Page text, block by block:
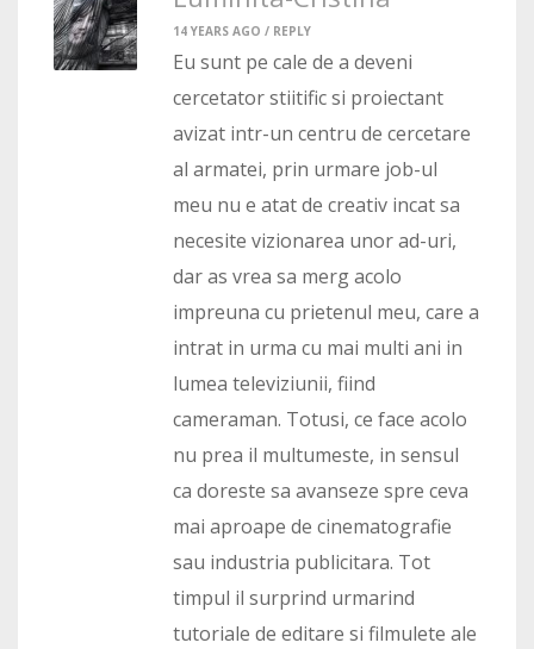
14 YEARS AGO / REPLY
Eu sunt pe cale de a deveni
cercetator stiitific si proiectant
avizat intr-un centru de cercetare
al armatei, prin urmare job-ul
meu nu e atat de creativ incat sa
necesite vizionarea unor ad-uri,
dar as vrea sa merg acolo
impreuna cu prietenul meu, care a
intrat in urma cu mai multi ani in
lumea televiziunii, fiind
cameraman. Totusi, ce face acolo
nu prea il multumeste, in sensul
ca doreste sa avanseze spre ceva
mai aproape de cinematografie
sau industria publicitara. Tot
timpul il surprind urmarind
tutoriale de editare si filmulete ale